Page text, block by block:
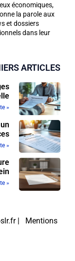
économiques,
la parole aux
et dossiers
dans leur
ARTICLES
»
»
»
| Mentions